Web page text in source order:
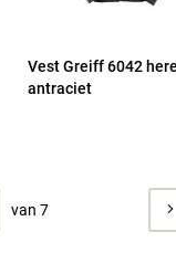
Vest Greiff 6042
antraciet
van 7